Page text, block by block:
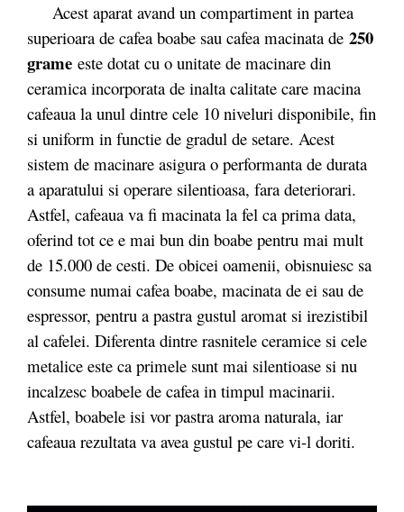
Acest aparat avand un compartiment in partea
superioara de cafea boabe sau cafea macinata de 250
grame este dotat cu o unitate de macinare din
ceramica incorporata de inalta calitate care macina
cafeaua la unul dintre cele 10 niveluri disponibile, fin
si uniform in functie de gradul de setare. Acest
sistem de macinare asigura o performanta de durata
a aparatului si operare silentioasa, fara deteriorari.
Astfel, cafeaua va fi macinata la fel ca prima data,
oferind tot ce e mai bun din boabe pentru mai mult
de 15.000 de cesti. De obicei oamenii, obisnuiesc sa
consume numai cafea boabe, macinata de ei sau de
espressor, pentru a pastra gustul aromat si irezistibil
al cafelei. Diferenta dintre rasnitele ceramice si cele
metalice este ca primele sunt mai silentioase si nu
incalzesc boabele de cafea in timpul macinarii.
Astfel, boabele isi vor pastra aroma naturala, iar
cafeaua rezultata va avea gustul pe care vi-l doriti.